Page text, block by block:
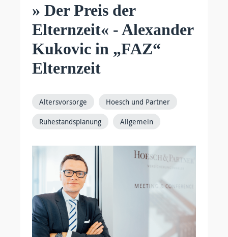
» Der Preis der
Elternzeit« - Alexander
Kukovic in „FAZ“
Elternzeit
Altersvorsorge Hoesch und Partner
Ruhestandsplanung Allgemein